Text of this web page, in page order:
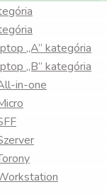
„A” kategória
„B” kategória
in-one